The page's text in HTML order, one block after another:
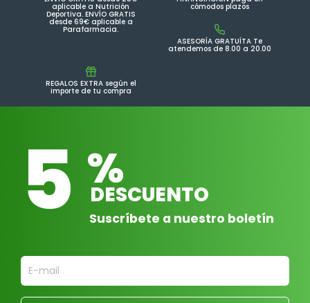
aplicable a Nutrición
Deportiva. ENVÍO GRATIS
desde 69€ aplicable a
Parafarmacia.
cómodos plazos
ASESORÍA GRATUÍTA Te
atendemos de 8.00 a 20.00
REGALOS EXTRA según el
importe de tu compra
5 %
DESCUENTO
Suscríbete a nuestro boletín